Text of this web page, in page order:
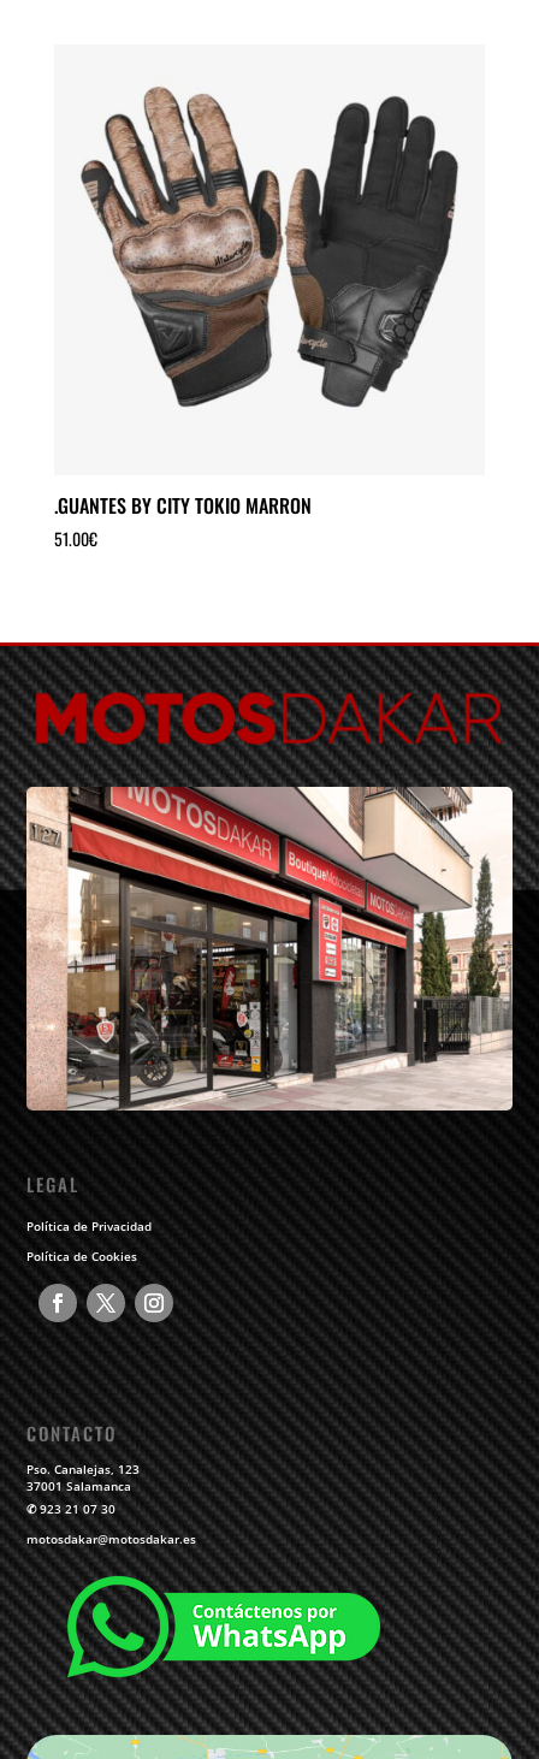
59.95€.53.95€.
.GUANTES BY CITY TOKIO MARRON
51.00€
LEGAL
Política de Privacidad
Política de Cookies
CONTACTO
Pso. Canalejas, 123
37001 Salamanca
✆923 21 07 30
motosdakar@motosdakar.es